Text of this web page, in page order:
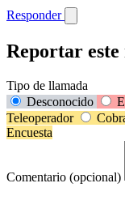
Responder
Reportar este
Tipo de llamada
Desconocido
Teleoperador
Encuesta
Comentario (opcional)